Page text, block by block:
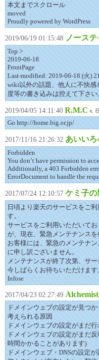
本文までスクロール
moved
Proudly powered by WordPress
2019/06/19 01:15:48 ノース
Top >
2019-06-18
FrontPage
Last-modified: 2019-06-18 (火)
wiki以外の話題、他人に不快
度等の書き込みは控えて下さい
2019/04/05 14:11:40 R.M.C
Go http://home.big.or.jp/
2017/11/16 21:26:32 あいいろ
Forbidden
You don’t have permission to
Additionally, a 403 Forbidden
ErrorDocument to handle the
2017/07/24 12:10:57 ケミ子の
日頃より楽天のサービスをご
す。
サービスをご利用いただいて
が、現在、緊急メンテナンスを
お客様には、緊急のメンテナ
に申し訳ございません。
メンテナンスが終了次第、サ
今しばらくお待ちいただけます
Infose
2017/04/23 02:27:49
ドメインウェブの設定が見つ
考えられる原因
ドメインウェブの設定がまだ行
ドメインウェブの設定がまだ
時間かかることがあります)
ドメインウェブ・DNSの設定が